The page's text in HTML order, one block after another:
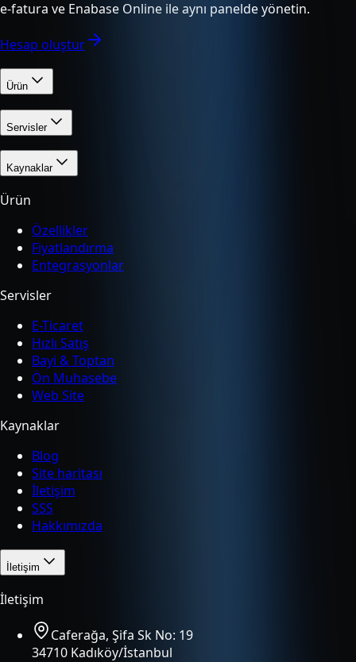
e-fatura ve Enabase Online ile aynı panelde yönetin.
Hesap oluştur
Ürün
Servisler
Kaynaklar
Ürün
Özellikler
Fiyatlandırma
Entegrasyonlar
Servisler
E-Ticaret
Hızlı Satış
Bayi & Toptan
Ön Muhasebe
Web Site
Kaynaklar
Blog
Site haritası
İletişim
SSS
Hakkımızda
İletişim
İletişim
Caferağa, Şifa Sk No: 19
34710 Kadıköy/İstanbul